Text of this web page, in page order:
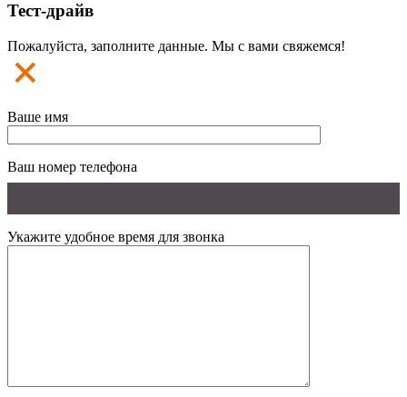
Тест-драйв
Пожалуйста, заполните данные. Мы с вами свяжемся!
Ваше имя
Ваш номер телефона
Укажите удобное время для звонка